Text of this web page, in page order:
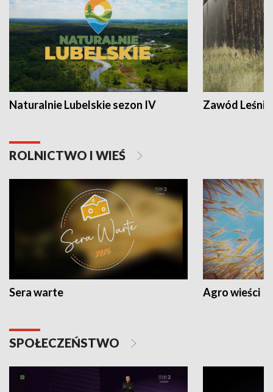
Naturalnie Lubelskie sezon IV Zawód Leśnik
ROLNICTWO I WIEŚ
Sera warte Agro wieści
SPOŁECZEŃSTWO